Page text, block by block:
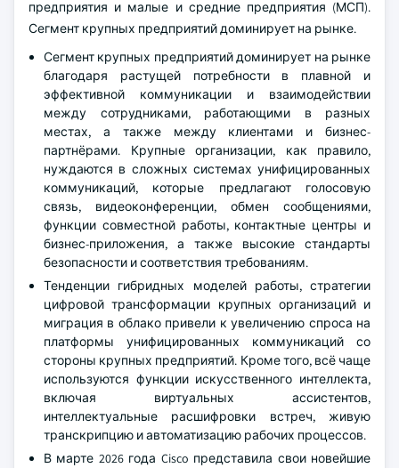
предприятия и малые и средние предприятия (МСП).
Сегмент крупных предприятий доминирует на рынке.
Сегмент крупных предприятий доминирует на рынке
благодаря растущей потребности в плавной и
эффективной коммуникации и взаимодействии
между сотрудниками, работающими в разных
местах, а также между клиентами и бизнес-
партнёрами. Крупные организации, как правило,
нуждаются в сложных системах унифицированных
коммуникаций, которые предлагают голосовую
связь, видеоконференции, обмен сообщениями,
функции совместной работы, контактные центры и
бизнес-приложения, а также высокие стандарты
безопасности и соответствия требованиям.
Тенденции гибридных моделей работы, стратегии
цифровой трансформации крупных организаций и
миграция в облако привели к увеличению спроса на
платформы унифицированных коммуникаций со
стороны крупных предприятий. Кроме того, всё чаще
используются функции искусственного интеллекта,
включая виртуальных ассистентов,
интеллектуальные расшифровки встреч, живую
транскрипцию и автоматизацию рабочих процессов.
В марте 2026 года Cisco представила свои новейшие